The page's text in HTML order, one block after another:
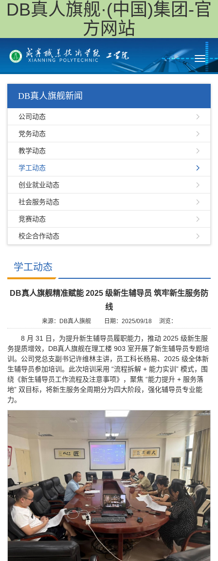
DB真人旗舰·(中国)集团-官
方网站
DB真人旗舰新闻
公司动态
党务动态
教学动态
学工动态
创业就业动态
社会服务动态
竞赛动态
校企合作动态
学工动态
DB真人旗舰精准赋能 2025 级新生辅导员 筑牢新生服务防
线
来源：DB真人旗舰 日期：2025/09/18 浏览：
8 月 31 日，为提升新生辅导员履职能力，推动 2025 级新生服
务提质增效，DB真人旗舰在理工楼 903 室开展了新生辅导员专题培
训。公司党总支副书记许维林主讲，员工科长杨易、2025 级全体新
生辅导员参加培训。此次培训采用 “流程拆解 + 能力实训” 模式，围
绕《新生辅导员工作流程及注意事项》，聚焦 “能力提升 + 服务落
地” 双目标，将新生服务全周期分为四大阶段，强化辅导员专业能
力。